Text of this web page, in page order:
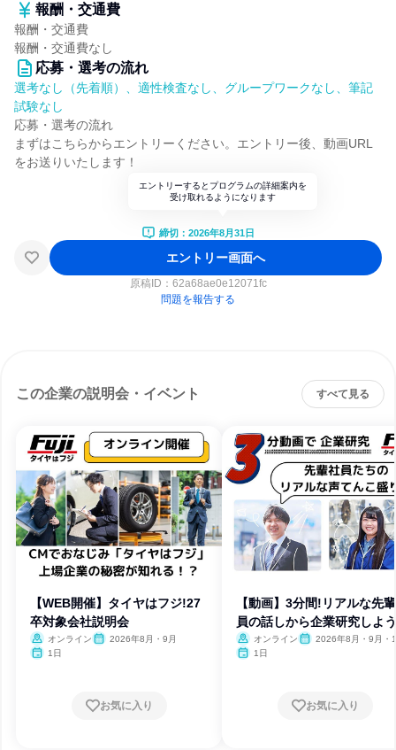
報酬・交通費
報酬・交通費
報酬・交通費なし
応募・選考の流れ
選考なし（先着順）、適性検査なし、グループワークなし、筆記
試験なし
応募・選考の流れ
まずはこちらからエントリーください。エントリー後、動画URL
をお送りいたします！
エントリーするとプログラムの詳細案内を
受け取れるようになります
締切：2026年8月31日
エントリー画面へ
原稿ID： 62a68ae0e12071fc
問題を報告する
この企業の説明会・イベント すべて見る
【WEB開催】タイヤはフジ!27
卒対象会社説明会
オンライン
2026年8月・9月
1日
お気に入り
【動画】3分間!リアルな先
員の話しから企業研究しよ
オンライン
2026年8月・9月・
1日
お気に入り